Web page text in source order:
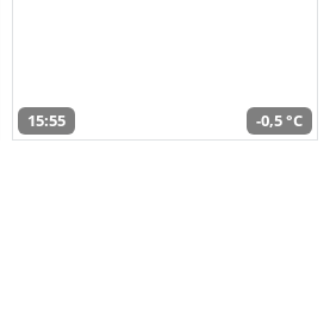
15:55 -0,5 °C